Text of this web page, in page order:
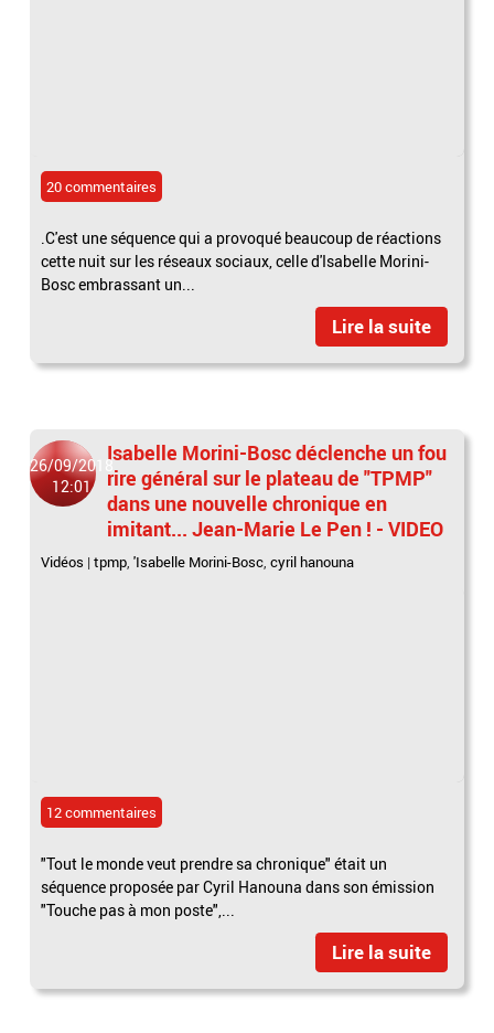
20 commentaires
.C'est une séquence qui a provoqué beaucoup de réactions
cette nuit sur les réseaux sociaux, celle d'Isabelle Morini-
Bosc embrassant un...
Lire la suite
26/09/2018
12:01
Isabelle Morini-Bosc déclenche un fou
rire général sur le plateau de "TPMP"
dans une nouvelle chronique en
imitant... Jean-Marie Le Pen ! - VIDEO
Vidéos |tpmp,'Isabelle Morini-Bosc,cyril hanouna
12 commentaires
"Tout le monde veut prendre sa chronique" était un
séquence proposée par Cyril Hanouna dans son émission
"Touche pas à mon poste",...
Lire la suite